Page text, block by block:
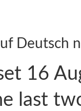
Deutsch
16
last